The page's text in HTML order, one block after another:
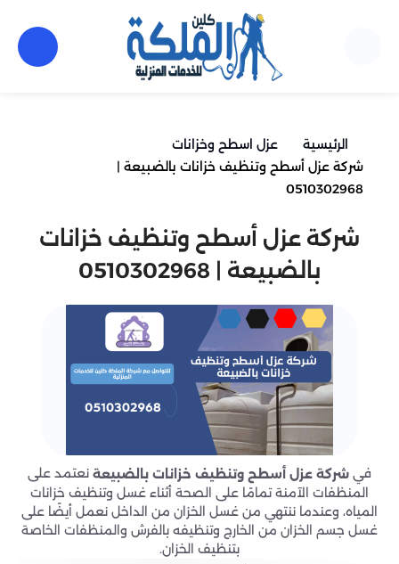
الرئيسية
عزل اسطح وخزانات
شركة عزل أسطح وتنظيف خزانات بالضبيعة |
0510302968
شركة عزل أسطح وتنظيف خزانات
بالضبيعة | 0510302968
في شركة عزل أسطح وتنظيف خزانات بالضبيعة نعتمد على
المنظفات الآمنة تمامًا على الصحة أثناء غسل وتنظيف خزانات
المياه، وعندما ننتهي من غسل الخزان من الداخل نعمل أيضًا على
غسل جسم الخزان من الخارج وتنظيفه بالفرش والمنظفات الخاصة
بتنظيف الخزان.